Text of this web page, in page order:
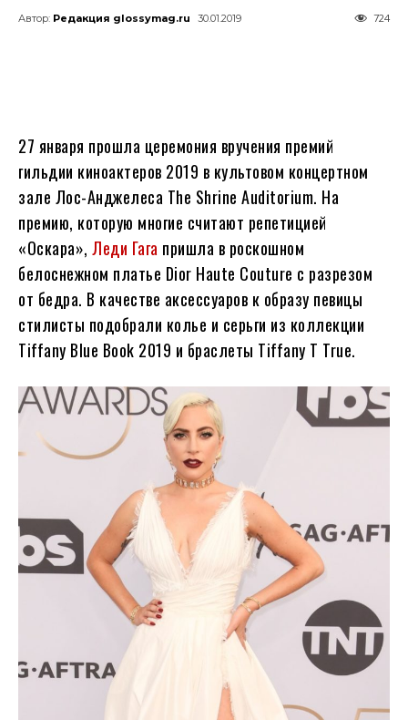
Автор: Редакция glossymag.ru 30.01.2019 724
27 января прошла церемония вручения премий
гильдии киноактеров 2019 в культовом концертном
зале Лос-Анджелеса The Shrine Auditorium. На
премию, которую многие считают репетицией
«Оскара», Леди Гага пришла в роскошном
белоснежном платье Dior Haute Couture с разрезом
от бедра. В качестве аксессуаров к образу певицы
стилисты подобрали колье и серьги из коллекции
Tiffany Blue Book 2019 и браслеты Tiffany T True.